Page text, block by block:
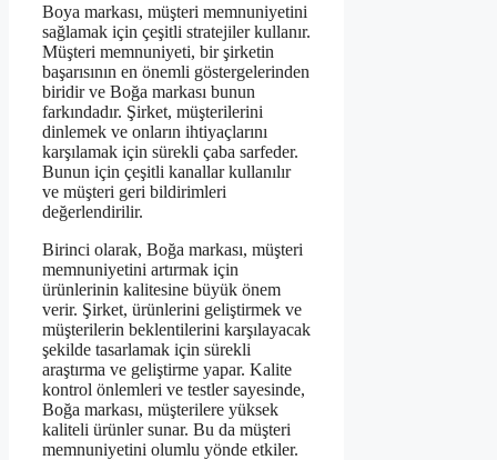
Boya markası, müşteri memnuniyetini
sağlamak için çeşitli stratejiler kullanır.
Müşteri memnuniyeti, bir şirketin
başarısının en önemli göstergelerinden
biridir ve Boğa markası bunun
farkındadır. Şirket, müşterilerini
dinlemek ve onların ihtiyaçlarını
karşılamak için sürekli çaba sarfeder.
Bunun için çeşitli kanallar kullanılır
ve müşteri geri bildirimleri
değerlendirilir.
Birinci olarak, Boğa markası, müşteri
memnuniyetini artırmak için
ürünlerinin kalitesine büyük önem
verir. Şirket, ürünlerini geliştirmek ve
müşterilerin beklentilerini karşılayacak
şekilde tasarlamak için sürekli
araştırma ve geliştirme yapar. Kalite
kontrol önlemleri ve testler sayesinde,
Boğa markası, müşterilere yüksek
kaliteli ürünler sunar. Bu da müşteri
memnuniyetini olumlu yönde etkiler.